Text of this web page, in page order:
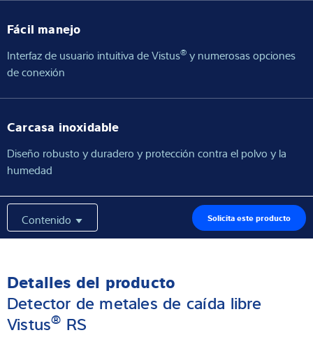
Fácil manejo
Interfaz de usuario intuitiva de Vistus® y numerosas opciones
de conexión
Carcasa inoxidable
Diseño robusto y duradero y protección contra el polvo y la
humedad
Contenido Solicita este producto
Detalles del producto
Detector de metales de caída libre
Vistus® RS